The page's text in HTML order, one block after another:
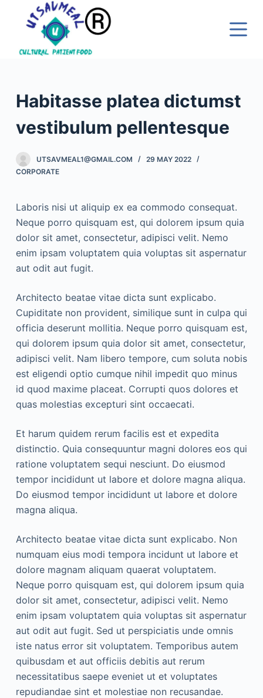
c
e
Habitasse platea dictumst
vestibulum pellentesque
UTSAVMEAL1@GMAIL.COM
29 MAY 2022
CORPORATE
Laboris nisi ut aliquip ex ea commodo consequat.
Neque porro quisquam est, qui dolorem ipsum quia
dolor sit amet, consectetur, adipisci velit. Nemo
enim ipsam voluptatem quia voluptas sit aspernatur
aut odit aut fugit.
Architecto beatae vitae dicta sunt explicabo.
Cupiditate non provident, similique sunt in culpa qui
officia deserunt mollitia. Neque porro quisquam est,
qui dolorem ipsum quia dolor sit amet, consectetur,
adipisci velit. Nam libero tempore, cum soluta nobis
est eligendi optio cumque nihil impedit quo minus
id quod maxime placeat. Corrupti quos dolores et
quas molestias excepturi sint occaecati.
Et harum quidem rerum facilis est et expedita
distinctio. Quia consequuntur magni dolores eos qui
ratione voluptatem sequi nesciunt. Do eiusmod
tempor incididunt ut labore et dolore magna aliqua.
Do eiusmod tempor incididunt ut labore et dolore
magna aliqua.
Architecto beatae vitae dicta sunt explicabo. Non
numquam eius modi tempora incidunt ut labore et
dolore magnam aliquam quaerat voluptatem.
Neque porro quisquam est, qui dolorem ipsum quia
dolor sit amet, consectetur, adipisci velit. Nemo
enim ipsam voluptatem quia voluptas sit aspernatur
aut odit aut fugit. Sed ut perspiciatis unde omnis
iste natus error sit voluptatem. Temporibus autem
quibusdam et aut officiis debitis aut rerum
necessitatibus saepe eveniet ut et voluptates
repudiandae sint et molestiae non recusandae.